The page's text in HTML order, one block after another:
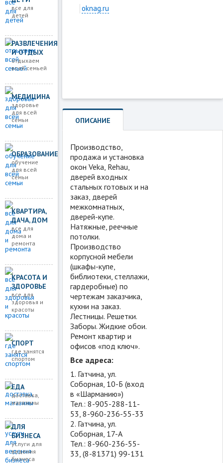
все для
детей
РАЗВЛЕЧЕНИЯ
И ОТДЫХ
отдыхаем
всей семьей
МЕДИЦИНА
здоровье
для всей
семьи
ОБРАЗОВАНИЕ
обучение
для всей
семьи
КВАРТИРА,
ДАЧА, ДОМ
все для
дома и
ремонта
КРАСОТА И
ЗДОРОВЬЕ
все для
здоровья и
красоты
СПОРТ
где занятся
спортом
ЕДА
доставка,
магазины
ДЛЯ
БИЗНЕСА
услуги для
ведения
бизнеса
oknag.ru
ОПИСАНИЕ
Производство,
продажа и установка
окон Veka, Rehau,
дверей входных
стальных готовых и на
заказ, дверей
межкомнатных,
дверей-купе.
Натяжные, реечные
потолки.
Производство
корпусной мебели
(шкафы-купе,
библиотеки, стеллажи,
гардеробные) по
чертежам заказчика,
кухни на заказ.
Лестницы. Решетки.
Заборы. Жидкие обои.
Ремонт квартир и
офисов «под ключ».
Все адреса:
1. Гатчина, ул.
Соборная, 10-Б (вхoд
в «Шаpманию»)
Тел.: 8-905-288-11-
53, 8-960-236-55-33
2. Гатчина, ул.
Соборная, 17-А
Тел.: 8-960-236-55-
33, (8-81371) 99-131